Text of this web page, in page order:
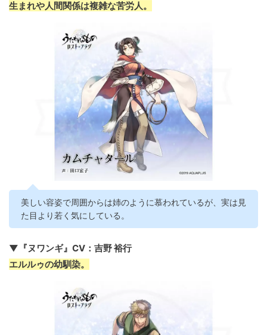
生まれや人間関係は複雑な苦労人。
美しい容姿で周囲からは姉のように慕われているが、実は見
た目より若く気にしている。
▼『ヌワンギ』CV：吉野 裕行
エルルゥの幼馴染。